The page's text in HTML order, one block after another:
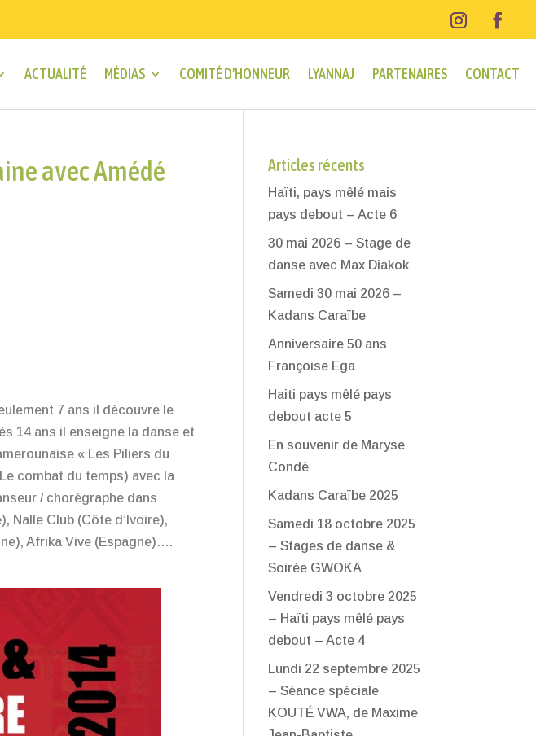
ACTUALITÉ MÉDIAS COMITÉ D’HONNEUR LYANNAJ PARTENAIRES CONTACT
avec Amédé
7 ans il découvre le
14 ans il enseigne la danse et
« Les Piliers du
combat du temps) avec la
/ chorégraphe dans
Nalle Club (Côte d’Ivoire),
Afrika Vive (Espagne)….
Articles récents
Haïti, pays mêlé mais
pays debout – Acte 6
30 mai 2026 – Stage de
danse avec Max Diakok
Samedi 30 mai 2026 –
Kadans Caraïbe
Anniversaire 50 ans
Françoise Ega
Haiti pays mêlé pays
debout acte 5
En souvenir de Maryse
Condé
Kadans Caraïbe 2025
Samedi 18 octobre 2025
– Stages de danse &
Soirée GWOKA
Vendredi 3 octobre 2025
– Haïti pays mêlé pays
debout – Acte 4
Lundi 22 septembre 2025
– Séance spéciale
KOUTÉ VWA, de Maxime